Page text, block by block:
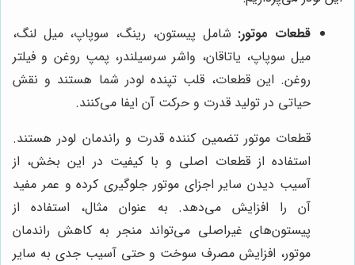
قطعات موتور: شامل پیستون، رینگ، سوپاپ، میل لنگ،
میل سوپاپ، یاتاقان، واشر سرسیلندر، پمپ روغن و فیلتر
روغن. این قطعات، قلب تپنده لودر شما هستند و نقش
حیاتی در تولید قدرت و حرکت آن ایفا می‌کنند.
قطعات موتور تضمین کننده قدرت و راندمان لودر هستند.
استفاده از قطعات اصلی و با کیفیت در این بخش، از
آسیب دیدن سایر اجزای موتور جلوگیری کرده و عمر مفید
آن را افزایش می‌دهد. به عنوان مثال، استفاده از
پیستون‌های غیراصلی می‌تواند منجر به کاهش راندمان
موتور، افزایش مصرف سوخت و حتی آسیب جدی به سایر